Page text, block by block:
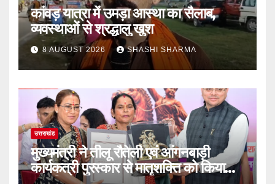
कांवड़ यात्रा में उमड़ा आस्था का सैलाब,
व्यवस्थाओं से श्रद्धालु खुश
8 AUGUST 2026 SHASHI SHARMA
उत्तराखंड
मुख्यमंत्री ने तीलू रौतेली एवं आंगनबाड़ी
कार्यकत्री पुरस्कार से मातृशक्ति को किया